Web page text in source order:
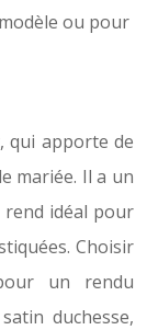
ou pour
qui apporte de
mariée. Il a un
rend idéal pour
Choisir
un rendu
duchesse,